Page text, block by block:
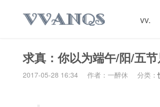
vv.
求真：你以为端午/阳/五
2017-05-28 16:34 作者：一醉休 分类：